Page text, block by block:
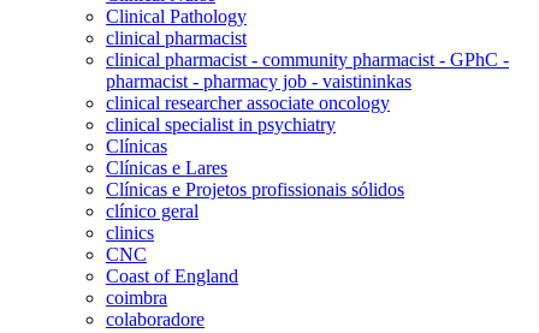
Clinical Pathology
clinical pharmacist
clinical pharmacist - community pharmacist - GPhC -
pharmacist - pharmacy job - vaistininkas
clinical researcher associate oncology
clinical specialist in psychiatry
Clínicas
Clínicas e Lares
Clínicas e Projetos profissionais sólidos
clínico geral
clinics
CNC
Coast of England
coimbra
colaboradore